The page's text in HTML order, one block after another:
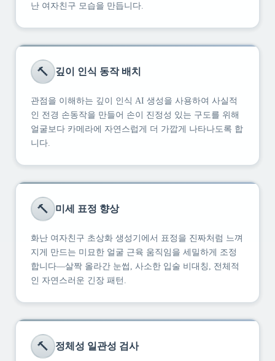
난 여자친구 모습을 만듭니다.
🔨 깊이 인식 동작 배치
관점을 이해하는 깊이 인식 AI 생성을 사용하여 사실적
인 전경 손동작을 만들어 손이 진정성 있는 구도를 위해
얼굴보다 카메라에 자연스럽게 더 가깝게 나타나도록 합
니다.
🔨 미세 표정 향상
화난 여자친구 초상화 생성기에서 표정을 진짜처럼 느껴
지게 만드는 미묘한 얼굴 근육 움직임을 세밀하게 조정
합니다—살짝 올라간 눈썹, 사소한 입술 비대칭, 전체적
인 자연스러운 긴장 패턴.
🔨 정체성 일관성 검사